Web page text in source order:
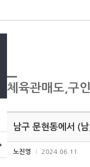
체육관매도,구
남구 문현동에서 (
노진영 2024.06.11